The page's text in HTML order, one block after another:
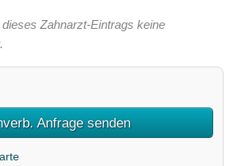
Zahnarzt-Eintrags keine
Anfrage senden